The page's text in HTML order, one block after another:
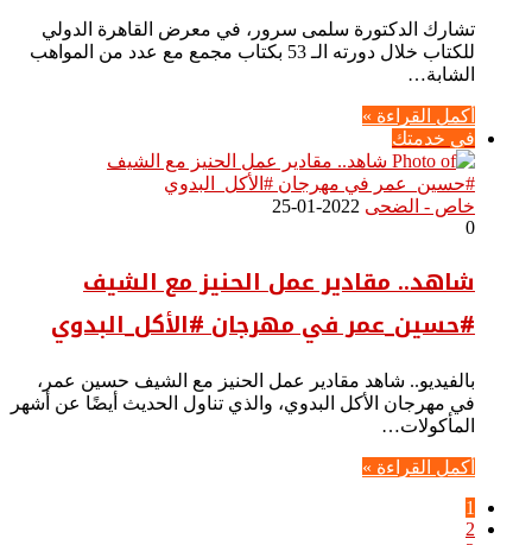
تشارك الدكتورة سلمى سرور، في معرض القاهرة الدولي
للكتاب خلال دورته الـ 53 بكتاب مجمع مع عدد من المواهب
الشابة…
أكمل القراءة »
في خدمتك
خاص - الضحى 2022-01-25
0
شاهد.. مقادير عمل الحنيز مع الشيف
#حسين_عمر في مهرجان #الأكل_البدوي
بالفيديو.. شاهد مقادير عمل الحنيز مع الشيف حسين عمر،
في مهرجان الأكل البدوي، والذي تناول الحديث أيضًا عن أشهر
المأكولات…
أكمل القراءة »
1
2